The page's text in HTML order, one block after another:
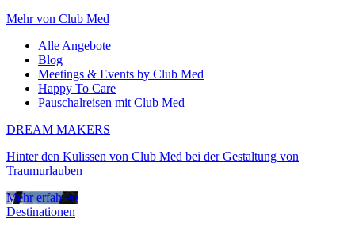
Mehr von Club Med
Alle Angebote
Blog
Meetings & Events by Club Med
Happy To Care
Pauschalreisen mit Club Med
DREAM MAKERS
Hinter den Kulissen von Club Med bei der Gestaltung von
Traumurlauben
Mehr erfahren
Destinationen